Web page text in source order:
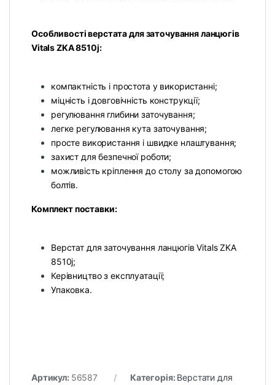
Особливості верстата для заточування ланцюгів
Vitals ZKA 8510j:
компактність і простота у використанні;
міцність і довговічність конструкції;
регулювання глибини заточування;
легке регулювання кута заточування;
просте використання і швидке нлаштування;
захист для безпечної роботи;
можливість кріплення до столу за допомогою
болтів.
Комплект поставки:
Верстат для заточування ланцюгів Vitals ZKA
8510j;
Керівництво з експлуатації;
Упаковка.
Артикул: 56587 Категорія: Верстати для